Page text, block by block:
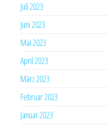
Juli 2023
Juni 2023
Mai 2023
April 2023
März 2023
Februar 2023
Januar 2023